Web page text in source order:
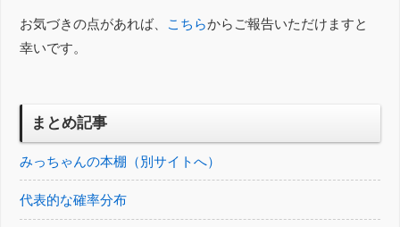
お気づきの点があれば、 こちらからご報告いただけますと
幸いです。
まとめ記事
みっちゃんの本棚（別サイトへ）
代表的な確率分布